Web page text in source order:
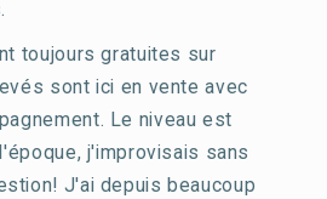
toujours gratuites sur
sont ici en vente avec
Le niveau est
j'improvisais sans
J'ai depuis beaucoup